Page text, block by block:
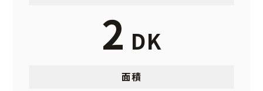
2 DK
面積